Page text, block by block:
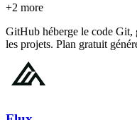
+2 more
GitHub héberge le code Git,
les projets. Plan gratuit